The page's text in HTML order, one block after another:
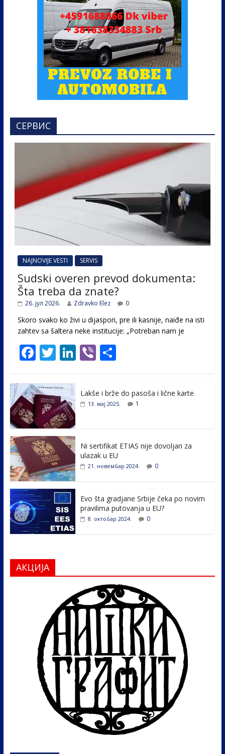
СЕРВИС
NAJNOVIJE VESTI SERVIS
Sudski overen prevod dokumenta:
Šta treba da znate?
26. јул 2026. Zdravko Elez 0
Skoro svako ko živi u dijaspori, pre ili kasnije, naiđe na isti
zahtev sa šaltera neke institucije: „Potreban nam je
F
e
b
o
o
k
T
itt
er
Li
e
Vi
er
S
ar
e
Lakše i brže do pasoša i lične karte
13. мај 2025. 1
Ni sertifikat ETIAS nije dovoljan za
ulazak u EU
21. новембар 2024. 0
Evo šta gradjane Srbije čeka po novim
pravilima putovanja u EU?
8. октобар 2024. 0
АКЦИЈА